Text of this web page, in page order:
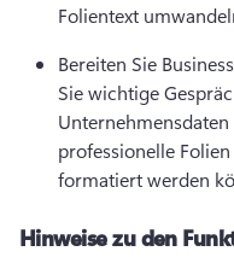
Folientext
Bereiten Sie
Sie wichtige
professionelle
formatiert werden
Hinweise zu den